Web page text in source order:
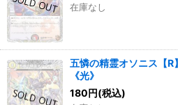
在庫なし
五憐の精霊オソニス【
《光》
180円(税込)